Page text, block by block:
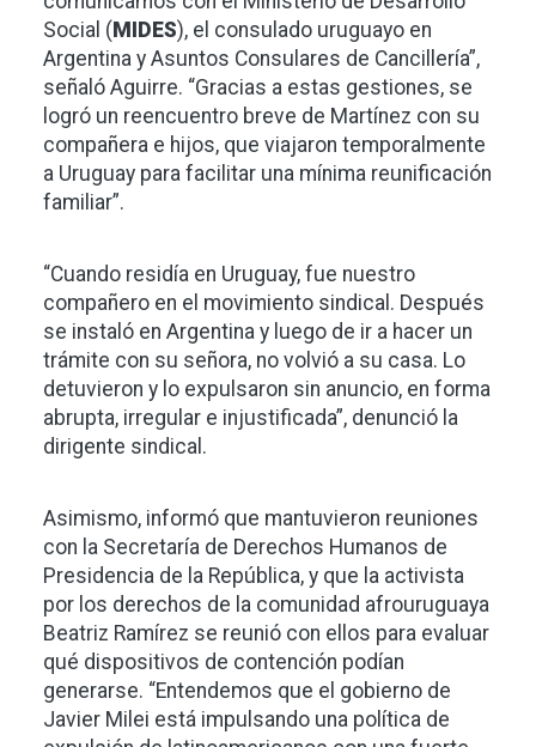
Social ( MIDES), el consulado uruguayo en
Argentina y Asuntos Consulares de Cancillería”,
señaló Aguirre. “Gracias a estas gestiones, se
logró un reencuentro breve de Martínez con su
compañera e hijos, que viajaron temporalmente
a Uruguay para facilitar una mínima reunificación
familiar”.
“Cuando residía en Uruguay, fue nuestro
compañero en el movimiento sindical. Después
se instaló en Argentina y luego de ir a hacer un
trámite con su señora, no volvió a su casa. Lo
detuvieron y lo expulsaron sin anuncio, en forma
abrupta, irregular e injustificada”, denunció la
dirigente sindical.
Asimismo, informó que mantuvieron reuniones
con la Secretaría de Derechos Humanos de
Presidencia de la República, y que la activista
por los derechos de la comunidad afrouruguaya
Beatriz Ramírez se reunió con ellos para evaluar
qué dispositivos de contención podían
generarse. “Entendemos que el gobierno de
Javier Milei está impulsando una política de